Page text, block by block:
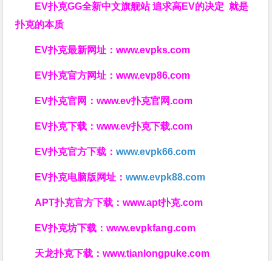
EV扑克GG全新中文旗舰站追求高EV的决定就是
扑克的本质
EV扑克最新网址：www.evpks.com
EV扑克官方网址：www.evp86.com
EV扑克官网：www.ev扑克官网.com
EV扑克下载：www.ev扑克下载.com
EV扑克官方下载：www.evpk66.com
EV扑克电脑版网址：www.evpk88.com
APT扑克官方下载：www.apt扑克.com
EV扑克坊下载：www.evpkfang.com
天龙扑克下载：www.tianlongpuke.com